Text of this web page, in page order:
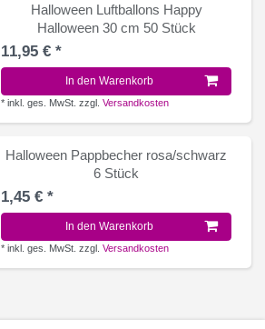
Halloween Luftballons Happy
Halloween 30 cm 50 Stück
11,95 € *
In den Warenkorb
*inkl. ges. MwSt. zzgl.Versandkosten
Halloween Pappbecher rosa/schwarz
6 Stück
1,45 € *
In den Warenkorb
*inkl. ges. MwSt. zzgl.Versandkosten